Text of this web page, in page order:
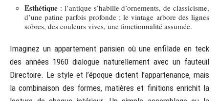
Esthétique : l’antique s’habille d’ornements, de classicisme,
d’une patine parfois profonde ; le vintage arbore des lignes
sobres, des couleurs vives, une fonctionnalité assumée.
Imaginez un appartement parisien où une enfilade en teck
des années 1960 dialogue naturellement avec un fauteuil
Directoire. Le style et l’époque dictent l’appartenance, mais
la combinaison des formes, matières et finitions enrichit la